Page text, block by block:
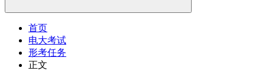
首页
电大考试
形考任务
正文